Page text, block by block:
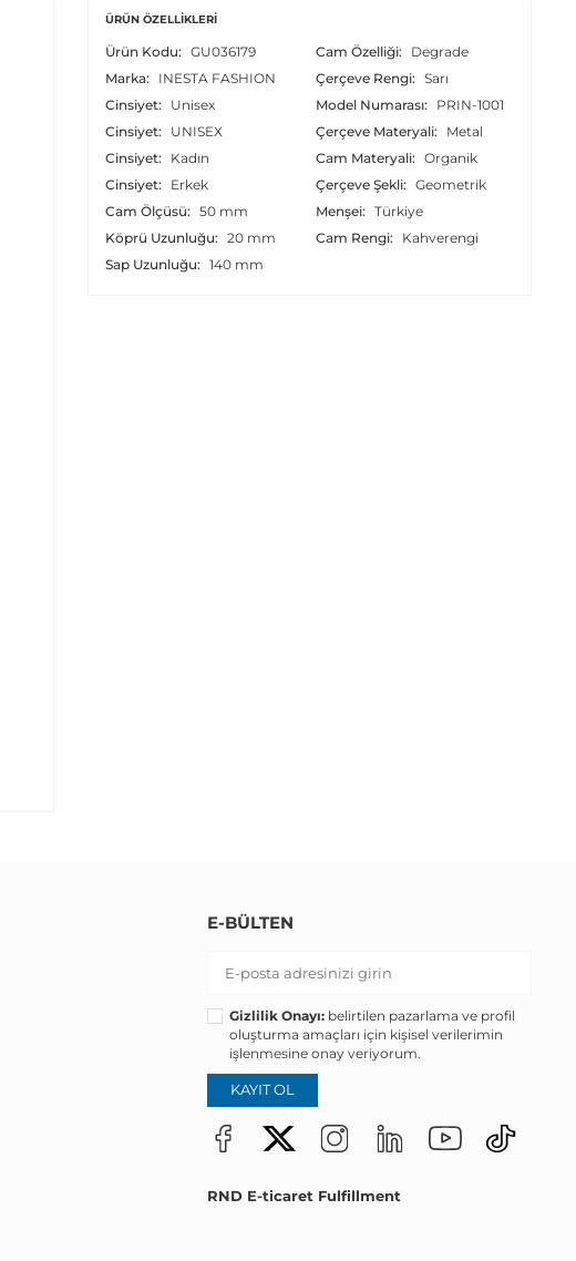
ÜRÜN ÖZELLIKLERI
Ürün Kodu: GU036179
Marka:
INESTA FASHION
Cinsiyet:
Unisex
Cinsiyet:
UNISEX
Cinsiyet:
Kadın
Cinsiyet:
Erkek
Cam Ölçüsü: 50 mm
Köprü Uzunluğu: 20 mm
Sap Uzunluğu: 140 mm
Cam Özelliği:
Degrade
Çerçeve Rengi:
Sarı
Model Numarası:
PRIN-1001
Çerçeve Materyali:
Metal
Cam Materyali:
Organik
Çerçeve Şekli:
Geometrik
Menşei:
Türkiye
Cam Rengi:
Kahverengi
E-BÜLTEN
Gizlilik Onayı:belirtilen pazarlama ve profil
oluşturma amaçları için kişisel verilerimin
işlenmesine onay veriyorum.
KAYIT OL
RND E-ticaret Fulfillment